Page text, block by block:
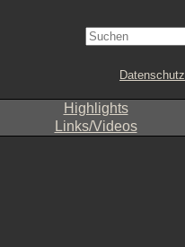
Datenschutz
Highlights
Links/Videos